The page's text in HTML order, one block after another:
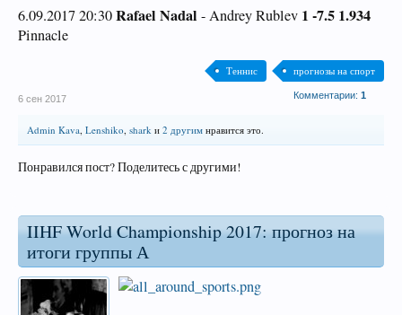
6.09.2017 20:30Rafael Nadal - Andrey Rublev 1 -7.5 1.934
Pinnacle
Теннис прогнозы на спорт
Комментарии: 1
6 сен 2017
Admin Kava, Lenshiko, shark и 2 другим нравится это.
Понравился пост? Поделитесь с другими!
IIHF World Championship 2017: прогноз на
итоги группы А